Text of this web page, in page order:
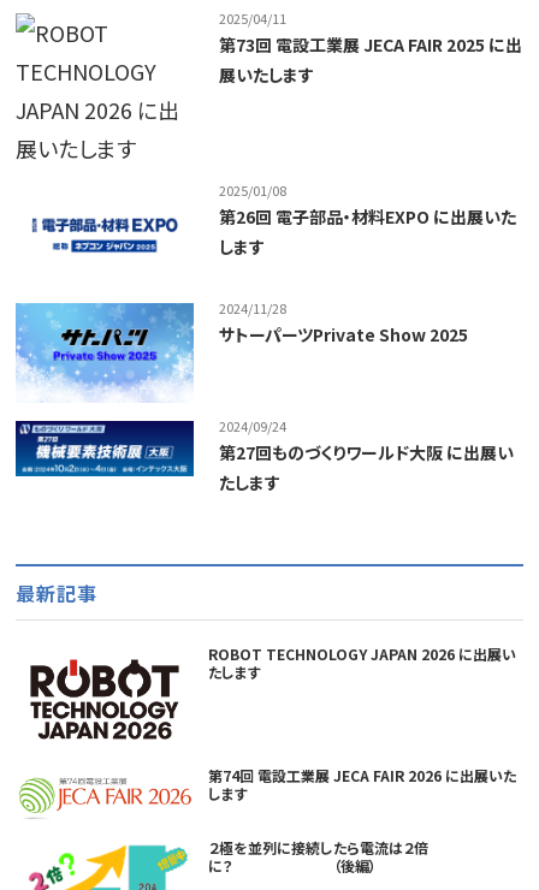
2025/04/11
第73回 電設工業展 JECA FAIR 2025 に出
展いたします
2025/01/08
第26回 電子部品・材料EXPO に出展いた
します
2024/11/28
サトーパーツPrivate Show 2025
2024/09/24
第27回ものづくりワールド大阪 に出展い
たします
最新記事
ROBOT TECHNOLOGY JAPAN 2026 に出展い
たします
第74回 電設工業展 JECA FAIR 2026 に出展いた
します
２極を並列に接続したら電流は２倍
に？ （後編）